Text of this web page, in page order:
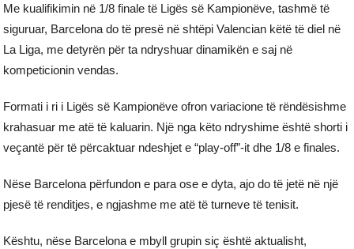
Me kualifikimin në 1/8 finale të Ligës së Kampionëve, tashmë të
siguruar, Barcelona do të presë në shtëpi Valencian këtë të diel në
La Liga, me detyrën për ta ndryshuar dinamikën e saj në
kompeticionin vendas.
Formati i ri i Ligës së Kampionëve ofron variacione të rëndësishme
krahasuar me atë të kaluarin. Një nga këto ndryshime është shorti i
veçantë për të përcaktuar ndeshjet e “play-off”-it dhe 1/8 e finales.
Nëse Barcelona përfundon e para ose e dyta, ajo do të jetë në një
pjesë të renditjes, e ngjashme me atë të turneve të tenisit.
Kështu, nëse Barcelona e mbyll grupin siç është aktualisht,